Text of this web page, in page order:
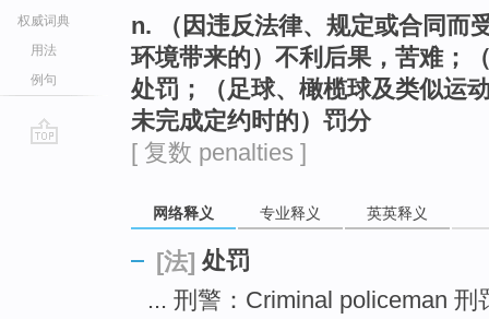
权威词典
用法
例句
n. （因违反法律、规定或合同而
环境带来的）不利后果，苦难；
处罚；（足球、橄榄球及类似运
未完成定约时的）罚分
[ 复数 penalties ]
网络释义 专业释义 英英释义
[法] 处罚
... 刑警：Criminal policeman 刑